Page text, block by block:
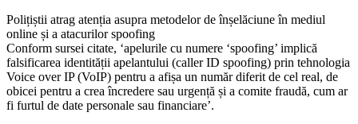
Polițiștii atrag atenția asupra metodelor de înșelăciune în mediul
online și a atacurilor spoofing
Conform sursei citate, ‘apelurile cu numere ‘spoofing’ implică
falsificarea identității apelantului (caller ID spoofing) prin tehnologia
Voice over IP (VoIP) pentru a afișa un număr diferit de cel real, de
obicei pentru a crea încredere sau urgență și a comite fraudă, cum ar
fi furtul de date personale sau financiare’.